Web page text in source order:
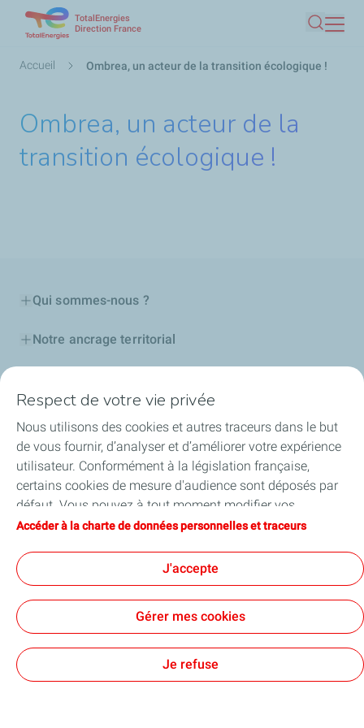
contenu
TotalEnergies
Direction France
Fil
Accueil Ombrea, un acteur de la transition écologique !
Ombrea, un acteur de la
transition écologique !
Qui sommes-nous ?
Notre ancrage territorial
Accompagner à l'international
Nos actualités
Accessibilité : partiellement conforme
TotalEnergies 2026
Respect de votre vie privée
Nous utilisons des cookies et autres traceurs dans le but
de vous fournir, d’analyser et d’améliorer votre expérience
utilisateur. Conformément à la législation française,
certains cookies de mesure d'audience sont déposés par
défaut. Vous pouvez à tout moment modifier vos
paramètres de cookies en cliquant sur le bouton « Gérer
vous acceptez le dépôt de l’ensemble des cookies. Dans le
cas où vous cliquez sur « Je refuse », seuls les cookies
techniques nécessaires au bon fonctionnement du site
seront utilisés. Pour plus d’informations, vous pouvez
traceurs ».
Accéder à la charte de données personnelles et traceurs
J'accepte
Gérer mes cookies
Je refuse